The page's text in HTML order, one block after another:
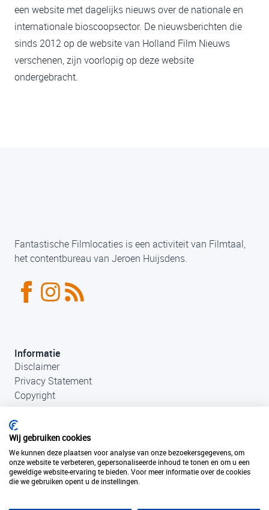
een website met dagelijks nieuws over de nationale en
internationale bioscoopsector. De nieuwsberichten die
sinds 2012 op de website van Holland Film Nieuws
verschenen, zijn voorlopig op deze website
ondergebracht.
Fantastische Filmlocaties is een activiteit van Filmtaal,
het contentbureau van Jeroen Huijsdens.
Informatie
Disclaimer
Privacy Statement
Copyright
Contact
Wij gebruiken cookies
We kunnen deze plaatsen voor analyse van onze bezoekersgegevens, om
onze website te verbeteren, gepersonaliseerde inhoud te tonen en om u een
geweldige website-ervaring te bieden. Voor meer informatie over de cookies
die we gebruiken opent u de instellingen.